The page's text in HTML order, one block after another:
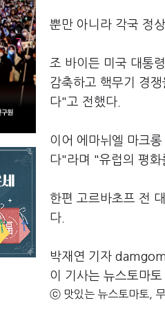
뿐만 아니라 각국 정
조 바이든 미국 대통
감축하고 핵무기 경
다"고 전했다.
이어 에마뉘엘 마크
다"라며 "유럽의 평화
한편 고르바초프 전
다.
박재연 기자
이 기사는 뉴스토마
ⓒ 맛있는 뉴스토마토,